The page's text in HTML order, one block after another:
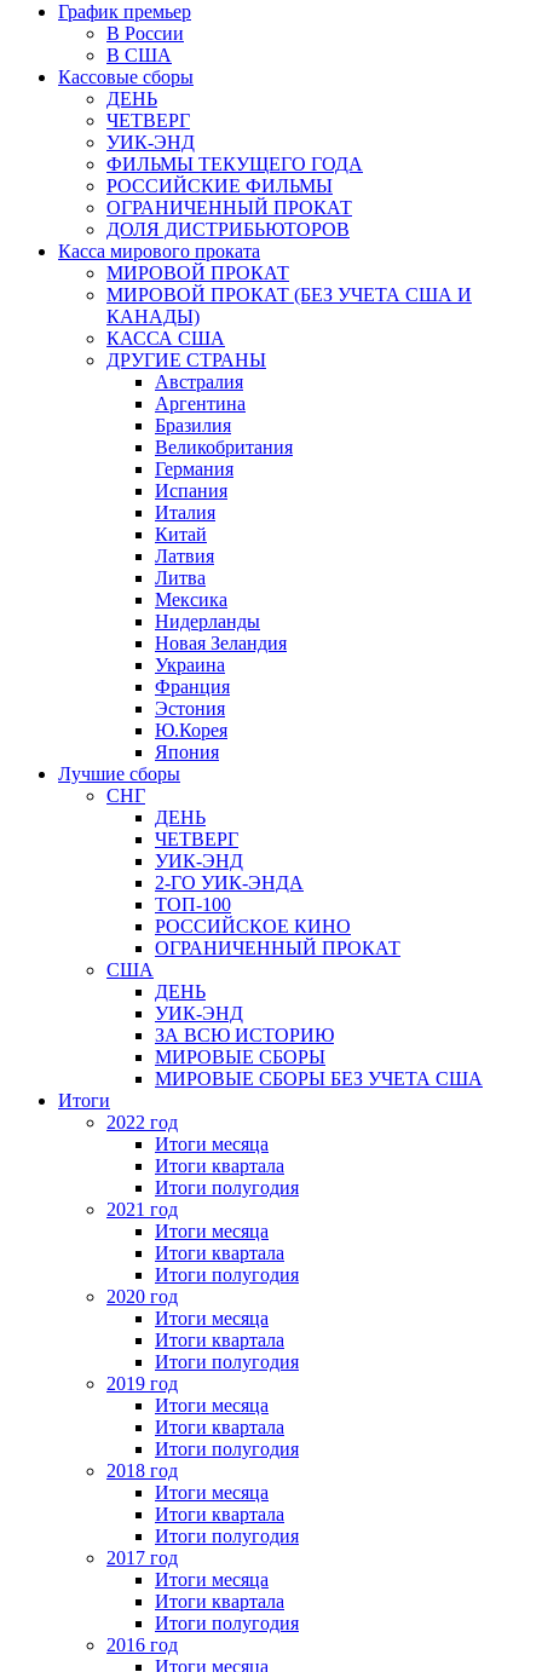
График премьер
В России
В США
Кассовые сборы
ДЕНЬ
ЧЕТВЕРГ
УИК-ЭНД
ФИЛЬМЫ ТЕКУЩЕГО ГОДА
РОССИЙСКИЕ ФИЛЬМЫ
ОГРАНИЧЕННЫЙ ПРОКАТ
ДОЛЯ ДИСТРИБЬЮТОРОВ
Касса мирового проката
МИРОВОЙ ПРОКАТ
МИРОВОЙ ПРОКАТ (БЕЗ УЧЕТА США И
КАНАДЫ)
КАССА США
ДРУГИЕ СТРАНЫ
Австралия
Аргентина
Бразилия
Великобритания
Германия
Испания
Италия
Китай
Латвия
Литва
Мексика
Нидерланды
Новая Зеландия
Украина
Франция
Эстония
Ю.Корея
Япония
Лучшие сборы
СНГ
ДЕНЬ
ЧЕТВЕРГ
УИК-ЭНД
2-ГО УИК-ЭНДА
ТОП-100
РОССИЙСКОЕ КИНО
ОГРАНИЧЕННЫЙ ПРОКАТ
США
ДЕНЬ
УИК-ЭНД
ЗА ВСЮ ИСТОРИЮ
МИРОВЫЕ СБОРЫ
МИРОВЫЕ СБОРЫ БЕЗ УЧЕТА США
Итоги
2022 год
Итоги месяца
Итоги квартала
Итоги полугодия
2021 год
Итоги месяца
Итоги квартала
Итоги полугодия
2020 год
Итоги месяца
Итоги квартала
Итоги полугодия
2019 год
Итоги месяца
Итоги квартала
Итоги полугодия
2018 год
Итоги месяца
Итоги квартала
Итоги полугодия
2017 год
Итоги месяца
Итоги квартала
Итоги полугодия
2016 год
Итоги месяца